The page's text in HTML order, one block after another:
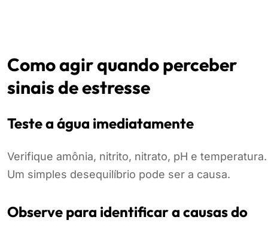
Como agir quando perceber
sinais de estresse
Teste a água imediatamente
Verifique amônia, nitrito, nitrato, pH e temperatura.
Um simples desequilíbrio pode ser a causa.
Observe para identificar a causas do